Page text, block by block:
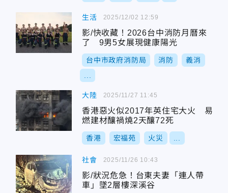
生活
影/快收藏！2026台中消防月曆來
了 9男5女展現健康陽光
台中市政府消防局 消防 義消
2025/12/02 12:59
大陸
香港惡火似2017年英住宅大火 易
燃建材釀禍燒2天釀72死
香港 宏福苑 火災
2025/11/27 11:45
社會
影/狀況危急！台東夫妻「連人帶
車」墜2層樓深溪谷
2025/11/26 10:43